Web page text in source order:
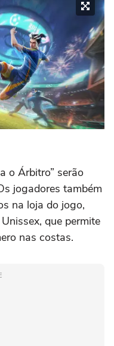
o Árbitro” serão
jogadores também
na loja do jogo,
que permite
nas costas.